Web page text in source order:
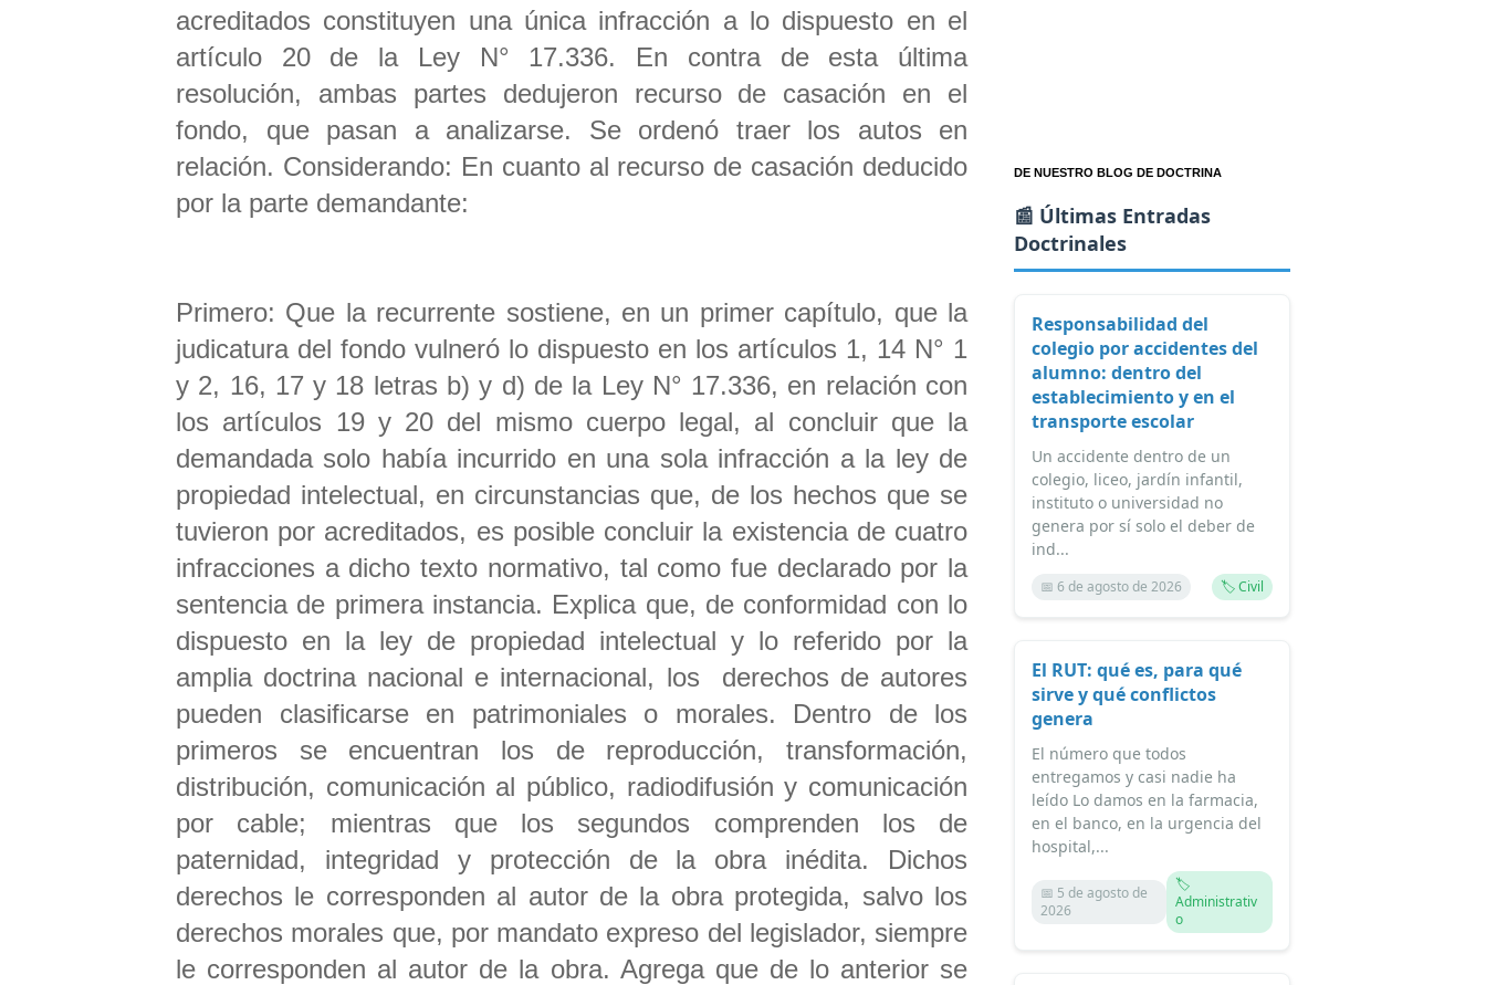
acreditados constituyen una única infracción a lo dispuesto en el
artículo 20 de la Ley N° 17.336. En contra de esta última
resolución, ambas partes dedujeron recurso de casación en el
fondo, que pasan a analizarse. Se ordenó traer los autos en
relación. Considerando: En cuanto al recurso de casación deducido
por la parte demandante:
Primero: Que la recurrente sostiene, en un primer capítulo, que la
judicatura del fondo vulneró lo dispuesto en los artículos 1, 14 N° 1
y 2, 16, 17 y 18 letras b) y d) de la Ley N° 17.336, en relación con
los artículos 19 y 20 del mismo cuerpo legal, al concluir que la
demandada solo había incurrido en una sola infracción a la ley de
propiedad intelectual, en circunstancias que, de los hechos que se
tuvieron por acreditados, es posible concluir la existencia de cuatro
infracciones a dicho texto normativo, tal como fue declarado por la
sentencia de primera instancia. Explica que, de conformidad con lo
dispuesto en la ley de propiedad intelectual y lo referido por la
amplia doctrina nacional e internacional, los derechos de autores
pueden clasificarse en patrimoniales o morales. Dentro de los
primeros se encuentran los de reproducción, transformación,
distribución, comunicación al público, radiodifusión y comunicación
por cable; mientras que los segundos comprenden los de
paternidad, integridad y protección de la obra inédita. Dichos
derechos le corresponden al autor de la obra protegida, salvo los
derechos morales que, por mandato expreso del legislador, siempre
le corresponden al autor de la obra. Agrega que de lo anterior se
DE NUESTRO BLOG DE DOCTRINA
📰 Últimas Entradas
Doctrinales
Responsabilidad del
colegio por accidentes del
alumno: dentro del
establecimiento y en el
transporte escolar
Un accidente dentro de un
colegio, liceo, jardín infantil,
instituto o universidad no
genera por sí solo el deber de
ind...
📅 6 de agosto de 2026 🏷️ Civil
El RUT: qué es, para qué
sirve y qué conflictos
genera
El número que todos
entregamos y casi nadie ha
leído Lo damos en la farmacia,
en el banco, en la urgencia del
hospital,...
📅 5 de agosto de
2026
🏷️
Administrativ
o